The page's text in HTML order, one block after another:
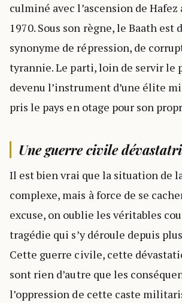
culminé avec l’ascension de Hafez
1970. Sous son règne, le Baath est
synonyme de répression, de
tyrannie. Le parti, loin de servir le
devenu l’instrument d’une élite
pris le pays en otage pour son
Une guerre civile
Il est bien vrai que la situation de
complexe, mais à force de se
excuse, on oublie les véritables
tragédie qui s’y déroule depuis
Cette guerre civile, cette
sont rien d’autre que les
l’oppression de cette caste